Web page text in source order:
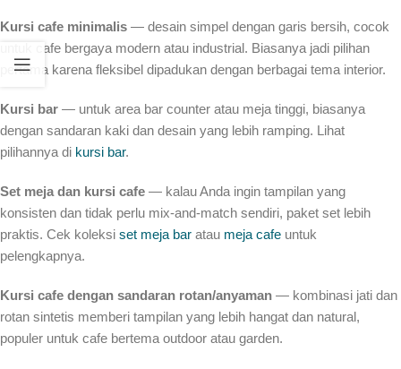
Kursi cafe minimalis — desain simpel dengan garis bersih, cocok
untuk cafe bergaya modern atau industrial. Biasanya jadi pilihan
pertama karena fleksibel dipadukan dengan berbagai tema interior.
Kursi bar — untuk area bar counter atau meja tinggi, biasanya
dengan sandaran kaki dan desain yang lebih ramping. Lihat
pilihannya di kursi bar.
Set meja dan kursi cafe — kalau Anda ingin tampilan yang
konsisten dan tidak perlu mix-and-match sendiri, paket set lebih
praktis. Cek koleksi set meja bar atau meja cafe untuk
pelengkapnya.
Kursi cafe dengan sandaran rotan/anyaman — kombinasi jati dan
rotan sintetis memberi tampilan yang lebih hangat dan natural,
populer untuk cafe bertema outdoor atau garden.